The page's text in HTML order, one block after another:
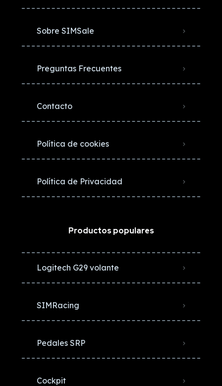
Sobre SIMSale
Preguntas Frecuentes
Contacto
Política de cookies
Política de Privacidad
Productos populares
Logitech G29 volante
SIMRacing
Pedales SRP
Cockpit